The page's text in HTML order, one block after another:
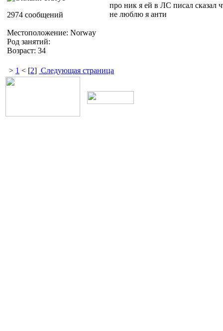
2974 сообщений
Местоположение: Norway
Род занятий:
Возраст: 34
про ник я ей в ЛС писал сказал
не люблю я анти
> 1 < [2] Следующая страница